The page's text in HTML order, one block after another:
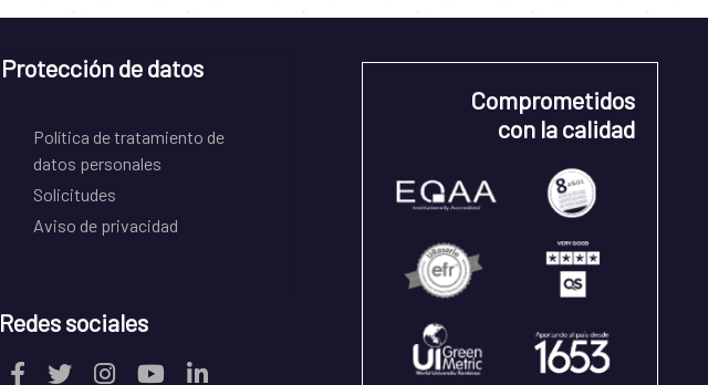
Protección de datos
Política de tratamiento de
datos personales
Solicitudes
Aviso de privacidad
Redes sociales
Comprometidos
con la calidad